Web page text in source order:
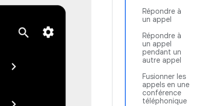
Répondre à
un appel
Répondre à
un appel
pendant un
autre appel
Fusionner les
appels en une
conférence
téléphonique